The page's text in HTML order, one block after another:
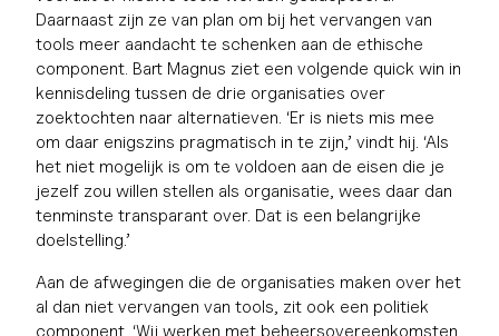
Daarnaast zijn ze van plan om bij het vervangen van
tools meer aandacht te schenken aan de ethische
component. Bart Magnus ziet een volgende quick win in
kennisdeling tussen de drie organisaties over
zoektochten naar alternatieven. ‘Er is niets mis mee
om daar enigszins pragmatisch in te zijn,’ vindt hij. ‘Als
het niet mogelijk is om te voldoen aan de eisen die je
jezelf zou willen stellen als organisatie, wees daar dan
tenminste transparant over. Dat is een belangrijke
doelstelling.’
Aan de afwegingen die de organisaties maken over het
al dan niet vervangen van tools, zit ook een politiek
component. ‘Wij werken met beheersovereenkomsten,